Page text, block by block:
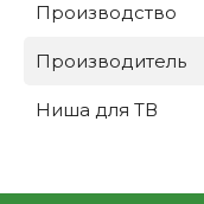
Производство
Производитель
Ниша для ТВ